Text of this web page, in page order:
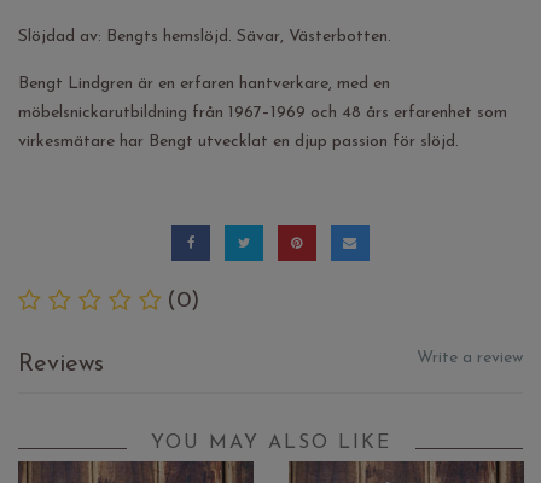
Slöjdad av: Bengts hemslöjd. Sävar, Västerbotten.
Bengt Lindgren är en erfaren hantverkare, med en
möbelsnickarutbildning från 1967–1969 och 48 års erfarenhet som
virkesmätare har Bengt utvecklat en djup passion för slöjd.
(0)
Reviews Write a review
YOU MAY ALSO LIKE